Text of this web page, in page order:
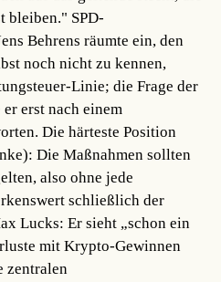
bleiben." SPD-
Behrens räumte ein, den
noch nicht zu kennen,
Linie; die Frage der
erst nach einem
Die härteste Position
Die Maßnahmen sollten
also ohne jede
schließlich der
Lucks: Er sieht „schon ein
mit Krypto-Gewinnen
zentralen